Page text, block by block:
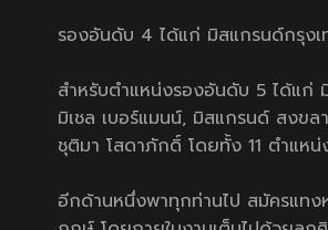
รองอันดับ 4 ได้แก่ มิสแกรนด์กรุ
สำหรับตำแหน่งรองอันดับ 5 ได้แ
มิเชล เบอร์แมนน์, มิสแกรนด์ สง
ชุติมา โสดาภักดิ์ โดยทั้ง 11 ตำแห
อีกด้านหนึ่งพาทุกท่านไป สมัครแท